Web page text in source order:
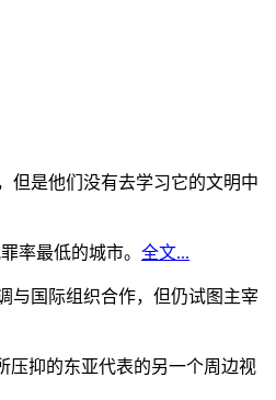
但是他们没有去学习它的文明中
率最低的城市。 全文...
与国际组织合作，但仍试图主宰
压抑的东亚代表的另一个周边视